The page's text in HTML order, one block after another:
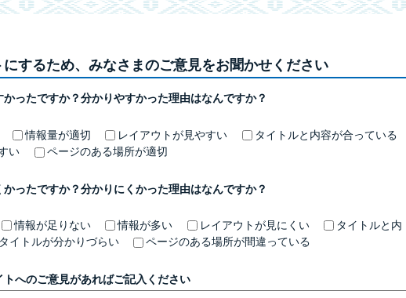
するため、みなさまのご意見をお聞かせください
ったですか？分かりやすかった理由はなんですか？
情報量が適切 レイアウトが見やすい
タイトルと内容が合っている
い
ページのある場所が適切
ったですか？分かりにくかった理由はなんですか？
情報が足りない 情報が多い レイアウトが見にくい
タイトルと内
タイトルが分かりづらい ページのある場所が間違っている
へのご意見があればご記入ください